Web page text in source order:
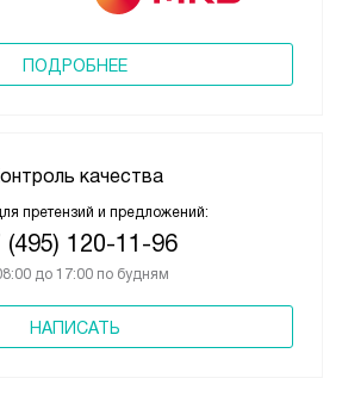
ПОДРОБНЕЕ
качества
претензий и предложений:
(495) 120-11-96
до 17:00 по будням
НАПИСАТЬ